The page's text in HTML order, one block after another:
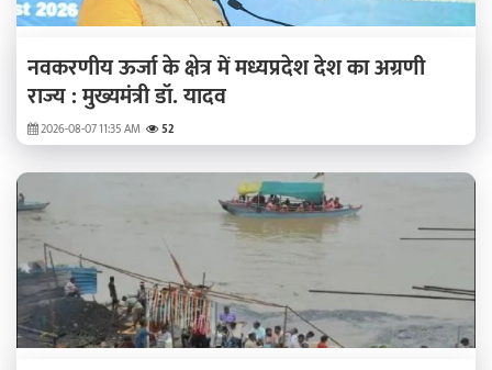
नवकरणीय ऊर्जा के क्षेत्र में मध्यप्रदेश देश का अग्रणी
राज्य : मुख्यमंत्री डॉ. यादव
2026-08-07 11:35 AM 52